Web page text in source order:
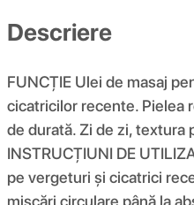
Descriere
FUNCŢIE Ulei de masaj
cicatricilor recente. Pielea
de durată. Zi de zi, textura
INSTRUCȚIUNI DE
pe vergeturi și cicatrici
mișcări circulare până la